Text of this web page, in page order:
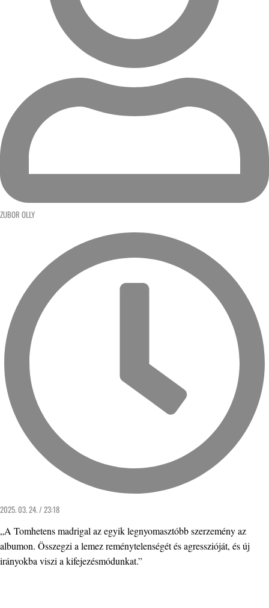
ZUBOR OLLY
2025. 03. 24. / 23:18
„A Tomhetens madrigal az egyik legnyomasztóbb szerzemény az
albumon. Összegzi a lemez reménytelenségét és agresszióját, és új
irányokba viszi a kifejezésmódunkat.”